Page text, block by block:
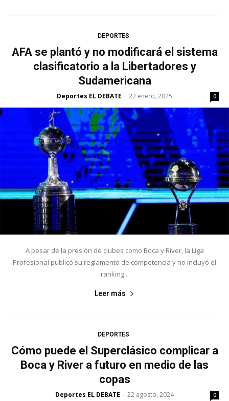
DEPORTES
AFA se plantó y no modificará el sistema
clasificatorio a la Libertadores y
Sudamericana
Deportes EL DEBATE - 22 enero, 2025 0
A pesar de la presión de clubes como Boca y River, la Liga
Profesional publicó su reglamento de competencia y no incluyó el
ranking...
Leer más
DEPORTES
Cómo puede el Superclásico complicar a
Boca y River a futuro en medio de las
copas
Deportes EL DEBATE - 22 agosto, 2024 0